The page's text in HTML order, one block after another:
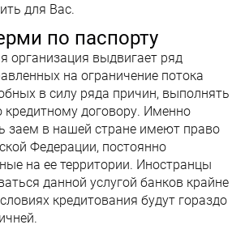
для Вас.
по паспорту
организация выдвигает ряд
на ограничение потока
в силу ряда причин, выполнять
кредитному договору. Именно
заем в нашей стране имеют право
Федерации, постоянно
на ее территории. Иностранцы
данной услугой банков крайне
кредитования будут гораздо